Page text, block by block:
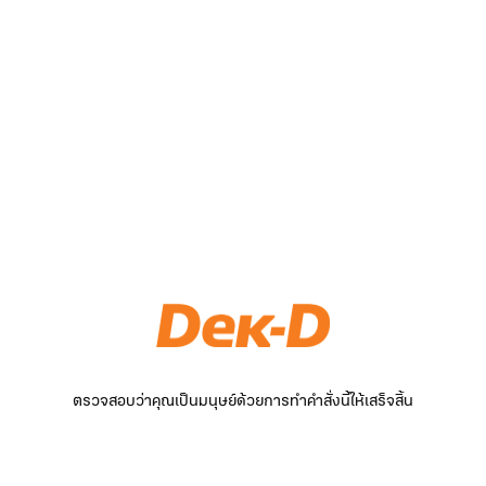
ตรวจสอบว่าคุณเป็นมนุษย์ด้วยการทำคำสั่งนี้ให้เสร็จสิ้น